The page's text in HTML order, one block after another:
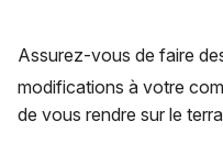
Assurez-vous de faire
modifications à votre
de vous rendre sur le